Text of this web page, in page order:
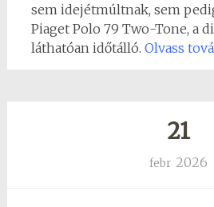
sem idejétmúltnak, sem
Piaget Polo 79 Two-Tone, a
láthatóan időtálló. Olvass
21
febr 2026